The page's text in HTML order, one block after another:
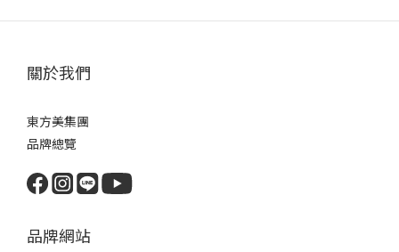
關於我們
東方美集團
品牌總覽
品牌網站